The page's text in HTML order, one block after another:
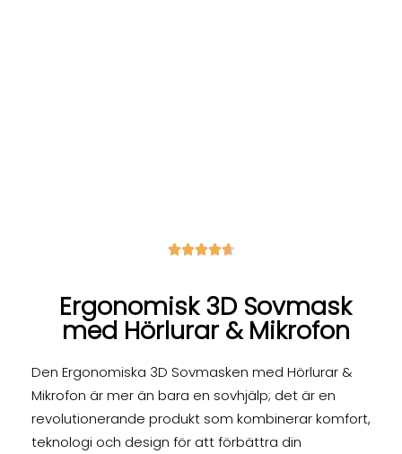

Ergonomisk 3D Sovmask
med Hörlurar & Mikrofon
Den Ergonomiska 3D Sovmasken med Hörlurar &
Mikrofon är mer än bara en sovhjälp; det är en
revolutionerande produkt som kombinerar komfort,
teknologi och design för att förbättra din